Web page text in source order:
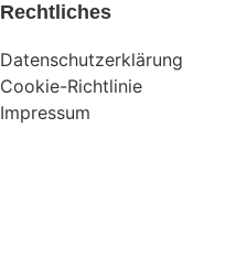
Rechtliches
Datenschutzerklärung
Cookie-Richtlinie
Impressum